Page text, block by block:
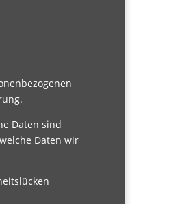
Daten sind
Daten wir